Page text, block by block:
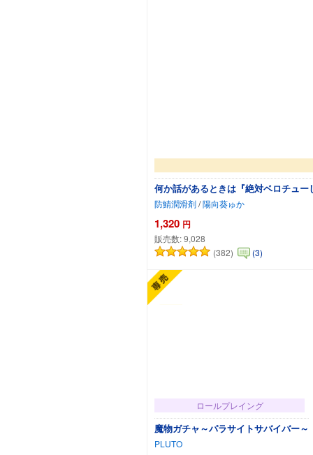
何か話があるときは『絶対ベロチュ
防鯖潤滑剤/陽向葵ゅか
1,320 円
販売数:9,028
(382)
(3)
ロールプレイング
魔物ガチャ～パラサイトサバイバー～
PLUTO